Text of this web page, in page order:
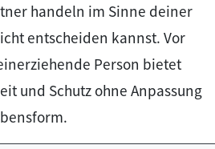
handeln im Sinne deiner
entscheiden kannst. Vor
Person bietet
und Schutz ohne Anpassung